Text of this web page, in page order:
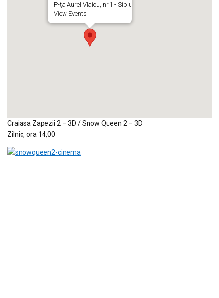
P-ţa Aurel Vlaicu, nr.1 - Sibiu
View Events
Craiasa Zapezii 2 – 3D / Snow Queen 2 – 3D
Zilnic, ora 14,00